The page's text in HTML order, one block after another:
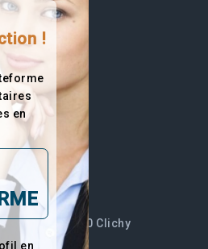
!
en
en
Leclerc 92110 Clichy